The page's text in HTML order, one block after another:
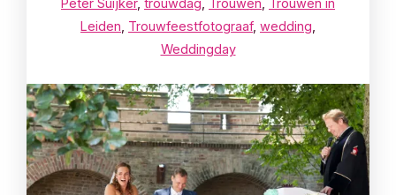
Leiden Trouwfeestfotograaf, wedding
Weddingday